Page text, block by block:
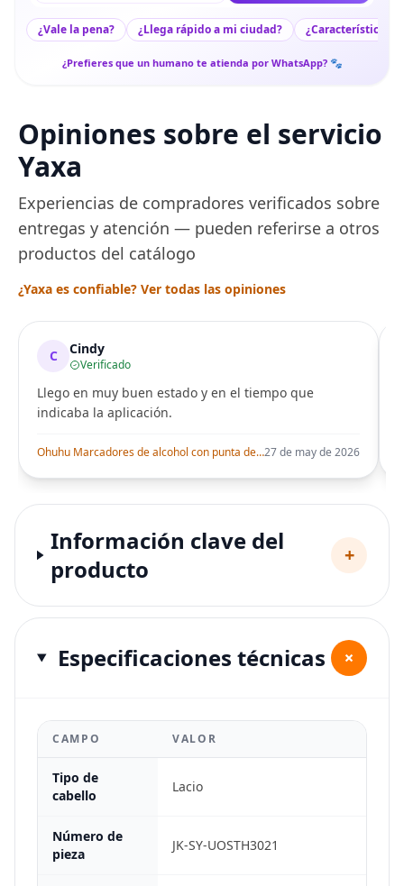
¿Vale la pena? ¿Llega rápido a mi ciudad? ¿Características
¿Prefieres que un humano te atienda por WhatsApp? 🐾
Opiniones sobre el servicio
Yaxa
Experiencias de compradores verificados sobre
entregas y atención — pueden referirse a otros
productos del catálogo
¿Yaxa es confiable? Ver todas las opiniones
C Cindy
Verificado
Llego en muy buen estado y en el tiempo que
indicaba la aplicación.
Ohuhu Marcadores de alcohol con punta de pincel – Juego de marcadores artísticos de doble punta con certificación AP para artistas adultos27 de may de 2026
Información clave del
producto
+
Especificaciones técnicas +
CAMPO VALOR
Tipo de
cabello
Lacio
Número de
pieza
JK-SY-UOSTH3021